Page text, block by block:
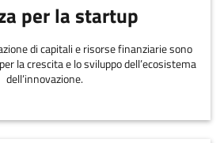
per la startup
di capitali e risorse finanziarie sono
la crescita e lo sviluppo dell’ecosistema
dell’innovazione.